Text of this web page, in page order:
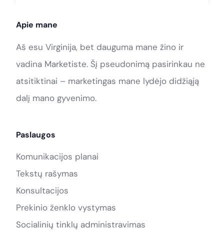
Apie mane
Aš esu Virginija, bet dauguma mane žino ir
vadina Marketiste. Šį pseudonimą pasirinkau ne
atsitiktinai – marketingas mane lydėjo didžiąją
dalį mano gyvenimo.
Paslaugos
Komunikacijos planai
Tekstų rašymas
Konsultacijos
Prekinio ženklo vystymas
Socialinių tinklų administravimas